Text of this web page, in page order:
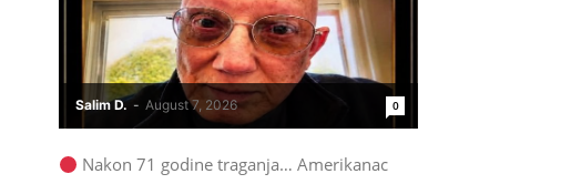
Salim D. - August 7, 2026 0
Nakon 71 godine traganja… Amerikanac